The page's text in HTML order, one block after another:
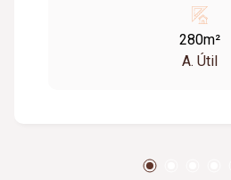
280m²
A. Útil